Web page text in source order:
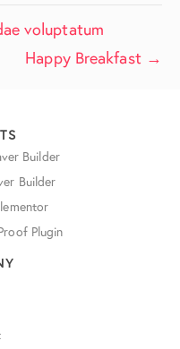
voluptatum
Happy Breakfast →
Builder
Builder
Plugin